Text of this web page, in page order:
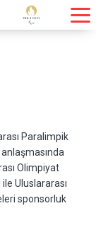
Paralimpik
anlaşmasında
Olimpiyat
Uluslararası
sponsorluk